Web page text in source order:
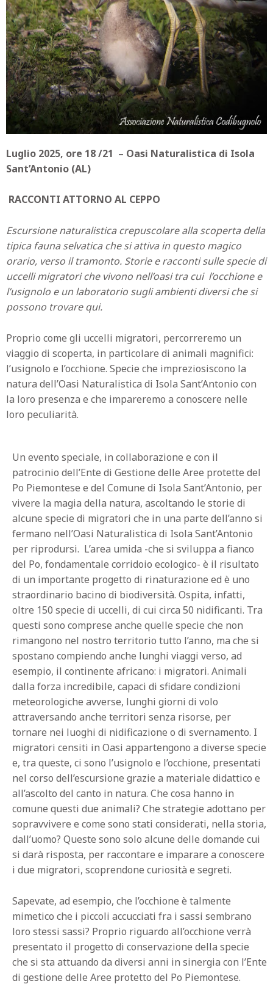
Luglio 2025, ore 18 /21 – Oasi Naturalistica di Isola
Sant’Antonio (AL)
RACCONTI ATTORNO AL CEPPO
Escursione naturalistica crepuscolare alla scoperta della
tipica fauna selvatica che si attiva in questo magico
orario, verso il tramonto. Storie e racconti sulle specie di
uccelli migratori che vivono nell’oasi tra cui l’occhione e
l’usignolo e un laboratorio sugli ambienti diversi che si
possono trovare qui.
Proprio come gli uccelli migratori, percorreremo un
viaggio di scoperta, in particolare di animali magnifici:
l’usignolo e l’occhione. Specie che impreziosiscono la
natura dell’Oasi Naturalistica di Isola Sant’Antonio con
la loro presenza e che impareremo a conoscere nelle
loro peculiarità.
Un evento speciale, in collaborazione e con il
patrocinio dell’Ente di Gestione delle Aree protette del
Po Piemontese e del Comune di Isola Sant’Antonio, per
vivere la magia della natura, ascoltando le storie di
alcune specie di migratori che in una parte dell’anno si
fermano nell’Oasi Naturalistica di Isola Sant’Antonio
per riprodursi. L’area umida -che si sviluppa a fianco
del Po, fondamentale corridoio ecologico- è il risultato
di un importante progetto di rinaturazione ed è uno
straordinario bacino di biodiversità. Ospita, infatti,
oltre 150 specie di uccelli, di cui circa 50 nidificanti. Tra
questi sono comprese anche quelle specie che non
rimangono nel nostro territorio tutto l’anno, ma che si
spostano compiendo anche lunghi viaggi verso, ad
esempio, il continente africano: i migratori. Animali
dalla forza incredibile, capaci di sfidare condizioni
meteorologiche avverse, lunghi giorni di volo
attraversando anche territori senza risorse, per
tornare nei luoghi di nidificazione o di svernamento. I
migratori censiti in Oasi appartengono a diverse specie
e, tra queste, ci sono l’usignolo e l’occhione, presentati
nel corso dell’escursione grazie a materiale didattico e
all’ascolto del canto in natura. Che cosa hanno in
comune questi due animali? Che strategie adottano per
sopravvivere e come sono stati considerati, nella storia,
dall’uomo? Queste sono solo alcune delle domande cui
si darà risposta, per raccontare e imparare a conoscere
i due migratori, scoprendone curiosità e segreti.
Sapevate, ad esempio, che l’occhione è talmente
mimetico che i piccoli accucciati fra i sassi sembrano
loro stessi sassi? Proprio riguardo all’occhione verrà
presentato il progetto di conservazione della specie
che si sta attuando da diversi anni in sinergia con l’Ente
di gestione delle Aree protetto del Po Piemontese.